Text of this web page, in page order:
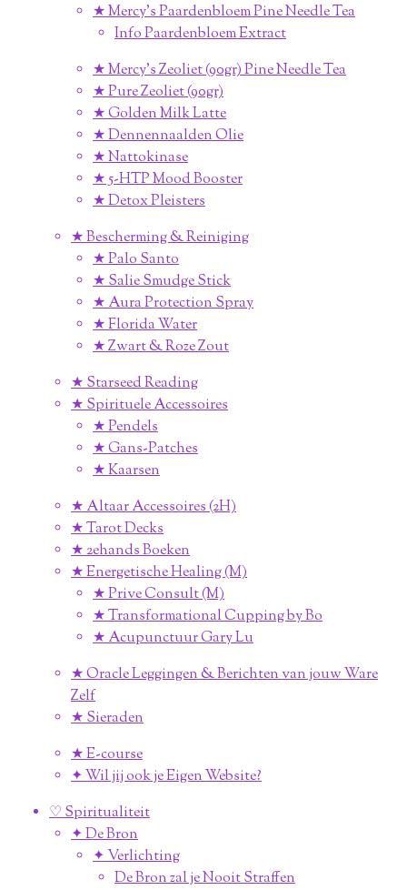
★ Mercy's Paardenbloem Pine Needle Tea
Info Paardenbloem Extract
★ Mercy's Zeoliet (90gr) Pine Needle Tea
★ Pure Zeoliet (90gr)
★ Golden Milk Latte
★ Dennennaalden Olie
★ Nattokinase
★ 5-HTP Mood Booster
★ Detox Pleisters
★ Bescherming & Reiniging
★ Palo Santo
★ Salie Smudge Stick
★ Aura Protection Spray
★ Florida Water
★ Zwart & Roze Zout
★ Starseed Reading
★ Spirituele Accessoires
★ Pendels
★ Gans-Patches
★ Kaarsen
★ Altaar Accessoires (2H)
★ Tarot Decks
★ 2ehands Boeken
★ Energetische Healing (M)
★ Prive Consult (M)
★ Transformational Cupping by Bo
★ Acupunctuur Gary Lu
★ Oracle Leggingen & Berichten van jouw Ware
Zelf
★ Sieraden
★ E-course
✦ Wil jij ook je Eigen Website?
♡ Spiritualiteit
✦ De Bron
✦ Verlichting
De Bron zal je Nooit Straffen